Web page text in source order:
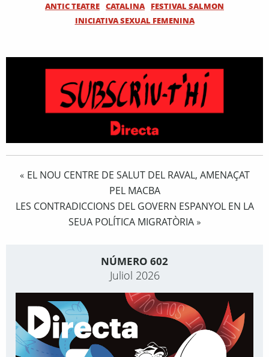
ANTIC TEATRE CATALINA
FESTIVAL SALMON
INICIATIVA SEXUAL FEMENINA
« EL NOU CENTRE DE SALUT DEL RAVAL, AMENAÇAT
PEL MACBA
LES CONTRADICCIONS DEL GOVERN ESPANYOL EN LA
SEUA POLÍTICA MIGRATÒRIA»
NÚMERO 602
Juliol 2026